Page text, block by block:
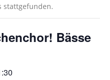
stattgefunden.
Bässe